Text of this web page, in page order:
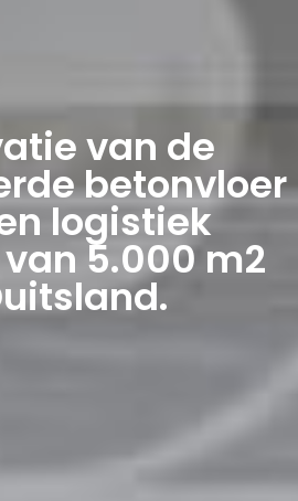
van de
betonvloer
logistiek
5.000 m2